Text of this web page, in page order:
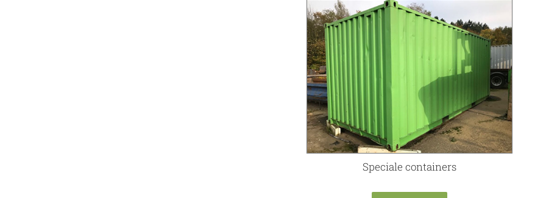
Speciale containers